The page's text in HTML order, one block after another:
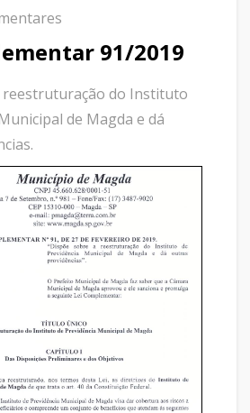
91/2019
reestruturação do Instituto
de Magda e dá